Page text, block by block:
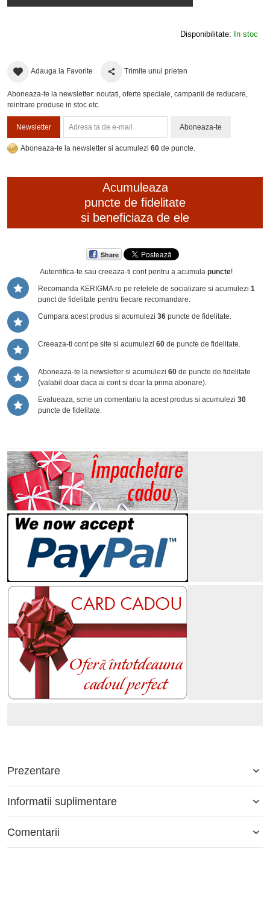
Disponibilitate: In stoc
Adauga la Favorite Trimite unui prieten
Aboneaza-te la newsletter: noutati, oferte speciale, campanii de reducere,
reintrare produse in stoc etc.
Newsletter Aboneaza-te
Aboneaza-te la newsletter si acumulezi 60 de puncte.
Acumuleaza
puncte de fidelitate
si beneficiaza de ele
Share
Autentifica-te sau creeaza-ti contpentru a acumula puncte!
Recomanda KERIGMA.ro pe retelele de socializare si acumulezi 1
punct de fidelitate pentru fiecare recomandare.
Cumpara acest produs si acumulezi 36 puncte de fidelitate.
Creeaza-ti cont pe site si acumulezi 60 de puncte de fidelitate.
Aboneaza-te la newsletter si acumulezi 60 de puncte de fidelitate
(valabil doar daca ai cont si doar la prima abonare).
Evalueaza, scrie un comentariu la acest produs si acumulezi 30
puncte de fidelitate.
Prezentare
Informatii suplimentare
Comentarii